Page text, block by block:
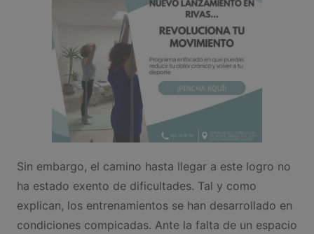
Sin embargo, el camino hasta llegar a este logro no
ha estado exento de dificultades. Tal y como
explican, los entrenamientos se han desarrollado en
condiciones compicadas. Ante la falta de un espacio